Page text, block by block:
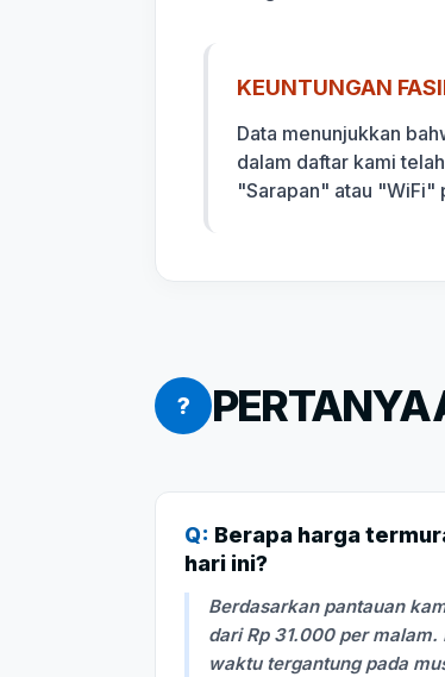
KEUNTUNGAN
Data menunjukkan
dalam daftar kami
"Sarapan" atau "WiFi"
?
Q: Berapa harga
hari ini?
Berdasarkan pantauan
dari Rp 31.000 per
waktu tergantung pada